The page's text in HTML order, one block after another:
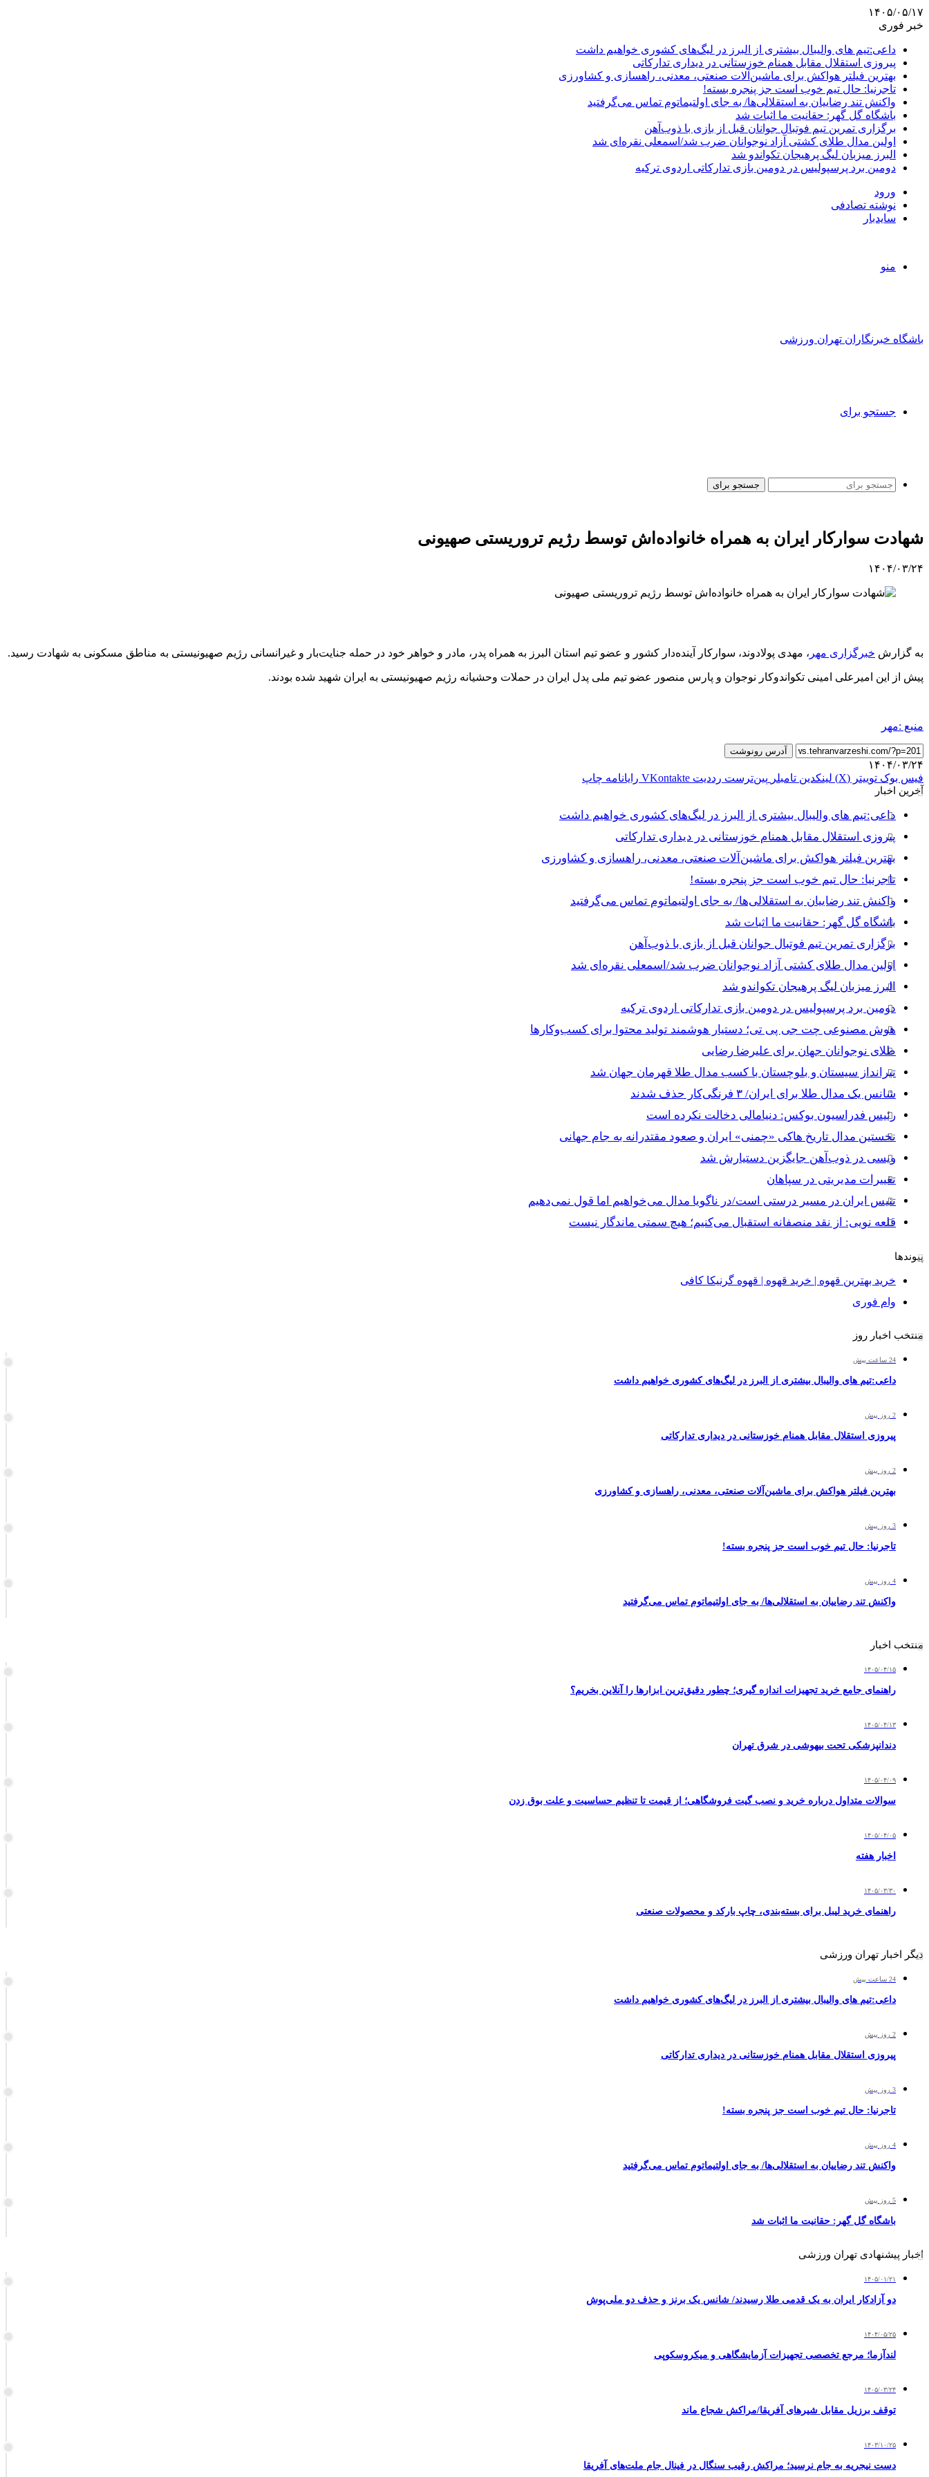
۱۴۰۵/۰۵/۱۷
خبر فوری
داعی:تیم های والیبال بیشتری از البرز در لیگ‌های کشوری خواهیم داشت
پیروزی استقلال مقابل همنام خوزستانی در دیداری تدارکاتی
بهترین فیلتر هواکش برای ماشین‌آلات صنعتی، معدنی، راهسازی و کشاورزی
تاجرنیا: حال تیم خوب است جز پنجره بسته!
واکنش تند رضاییان به استقلالی‌ها/ به جای اولتیماتوم تماس می‌گرفتید
باشگاه گل گهر: حقانیت ما اثبات شد
برگزاری تمرین تیم فوتبال جوانان قبل از بازی با ذوب‌آهن
اولین مدال طلای کشتی آزاد نوجوانان ضرب شد/اسمعلی نقره‌ای شد
البرز میزبان لیگ پرهیجان تکواندو شد
دومین برد پرسپولیس در دومین بازی تدارکاتی اردوی ترکیه
ورود
نوشته تصادفی
سایدبار
منو
باشگاه خبرنگاران تهران ورزشی
جستجو برای
جستجو برای
شهادت سوارکار ایران به همراه خانواده‌اش توسط رژیم تروریستی صهیونی
۱۴۰۴/۰۳/۲۴
به گزارش خبرگزاری مهر ، مهدی پولادوند، سوارکار آینده‌دار کشور و عضو تیم استان البرز به همراه پدر، مادر و خواهر خود در حمله جنایت‌بار و غیرانسانی رژیم صهیونیستی به مناطق مسکونی به شهادت رسید.
پیش از این امیرعلی امینی تکواندوکار نوجوان و پارس منصور عضو تیم ملی پدل ایران در حملات وحشیانه رژیم صهیونیستی به ایران شهید شده بودند.
منبع :مهر
آدرس رونوشت
۱۴۰۴/۰۳/۲۴
فیس بوک توییتر (X) لینکدین ‫تامبلر ‫پین‌ترست ‫رددیت ‫VKontakte رایانامه چاپ
آخرین اخبار
داعی:تیم های والیبال بیشتری از البرز در لیگ‌های کشوری خواهیم داشت
پیروزی استقلال مقابل همنام خوزستانی در دیداری تدارکاتی
بهترین فیلتر هواکش برای ماشین‌آلات صنعتی، معدنی، راهسازی و کشاورزی
تاجرنیا: حال تیم خوب است جز پنجره بسته!
واکنش تند رضاییان به استقلالی‌ها/ به جای اولتیماتوم تماس می‌گرفتید
باشگاه گل گهر: حقانیت ما اثبات شد
برگزاری تمرین تیم فوتبال جوانان قبل از بازی با ذوب‌آهن
اولین مدال طلای کشتی آزاد نوجوانان ضرب شد/اسمعلی نقره‌ای شد
البرز میزبان لیگ پرهیجان تکواندو شد
دومین برد پرسپولیس در دومین بازی تدارکاتی اردوی ترکیه
هوش مصنوعی چت جی پی تی؛ دستیار هوشمند تولید محتوا برای کسب‌وکارها
طلای نوجوانان جهان برای علیرضا رضایی
تیرانداز سیستان و بلوچستان با کسب مدال طلا قهرمان جهان شد
شانس یک مدال طلا برای ایران/ ۳ فرنگی‌کار حذف شدند
رئیس فدراسیون بوکس: دنیامالی دخالت نکرده است
نخستین مدال تاریخ هاکی «چمنی» ایران و صعود مقتدرانه به جام جهانی
ویسی در ذوب‌آهن جایگزین دستیارش شد
تغییرات مدیریتی در سپاهان
تنیس ایران در مسیر درستی است/در ناگویا مدال می‌خواهیم اما قول نمی‌دهیم
قلعه نویی: از نقد منصفانه استقبال می‌کنیم؛ هیچ سمتی ماندگار نیست
پیوندها
خرید بهترین قهوه | خرید قهوه | قهوه گرنیکا کافی
وام فوری
منتخب اخبار روز
24 ساعت پیش
داعی:تیم های والیبال بیشتری از البرز در لیگ‌های کشوری خواهیم داشت
2 روز پیش
پیروزی استقلال مقابل همنام خوزستانی در دیداری تدارکاتی
2 روز پیش
بهترین فیلتر هواکش برای ماشین‌آلات صنعتی، معدنی، راهسازی و کشاورزی
3 روز پیش
تاجرنیا: حال تیم خوب است جز پنجره بسته!
4 روز پیش
واکنش تند رضاییان به استقلالی‌ها/ به جای اولتیماتوم تماس می‌گرفتید
منتخب اخبار
۱۴۰۵/۰۴/۱۵
راهنمای جامع خرید تجهیزات اندازه گیری؛ چطور دقیق‌ترین ابزارها را آنلاین بخریم؟
۱۴۰۵/۰۴/۱۳
دندانپزشکی تحت بیهوشی در شرق تهران
۱۴۰۵/۰۴/۰۹
سوالات متداول درباره خرید و نصب گیت فروشگاهی؛ از قیمت تا تنظیم حساسیت و علت بوق زدن
۱۴۰۵/۰۴/۰۵
اخبار هفته
۱۴۰۵/۰۳/۳۰
راهنمای خرید لیبل برای بسته‌بندی، چاپ بارکد و محصولات صنعتی
دیگر اخبار تهران ورزشی
24 ساعت پیش
داعی:تیم های والیبال بیشتری از البرز در لیگ‌های کشوری خواهیم داشت
2 روز پیش
پیروزی استقلال مقابل همنام خوزستانی در دیداری تدارکاتی
3 روز پیش
تاجرنیا: حال تیم خوب است جز پنجره بسته!
4 روز پیش
واکنش تند رضاییان به استقلالی‌ها/ به جای اولتیماتوم تماس می‌گرفتید
5 روز پیش
باشگاه گل گهر: حقانیت ما اثبات شد
اخبار پیشنهادی تهران ورزشی
۱۴۰۵/۰۱/۲۱
دو آزادکار ایران به یک قدمی طلا رسیدند/ شانس یک برنز و حذف دو ملی‌پوش
۱۴۰۴/۰۵/۲۵
لندآزما؛ مرجع تخصصی تجهیزات آزمایشگاهی و میکروسکوپی
۱۴۰۵/۰۳/۲۴
توقف برزیل مقابل شیرهای آفریقا/مراکش شجاع ماند
۱۴۰۳/۱۰/۲۵
دست نیجریه به جام نرسید؛ مراکش رقیب سنگال در فینال جام ملت‌های آفریقا